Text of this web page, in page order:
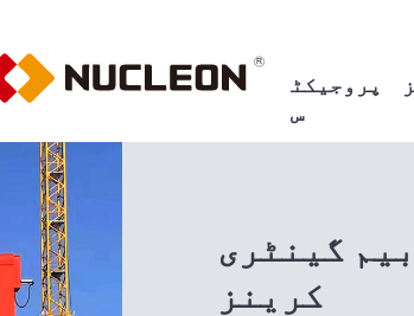
پروجیکٹ
س
گینٹری
کرینز